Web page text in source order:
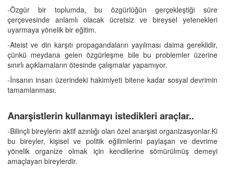
-Özgür bir toplumda, bu özgürlüğün gerçekleştiği süre
çerçevesinde anlamlı olacak ücretsiz ve bireysel yetenekleri
uyarmaya yönelik bir eğitim.
-Ateist ve din karşıtı propagandaların yayılması daima gereklidir,
çünkü meydana gelen özgürleşme bile bu problemler üzerine
sınırlı açıklamaların ötesinde çalışmalar yapamıyor.
-İnsanın insan üzerindeki hakimiyeti bitene kadar sosyal devrimin
tamamlanması.
Anarşistlerin kullanmayı istedikleri araçlar..
-Bilinçli bireylerin aktif azınlığı olan özel anarşist organizasyonlar.Ki
bu bireyler, kişisel ve politik eğilimlerini paylaşan ve devrime
yönelik organize olmak için kendilerine sömürülmüş demeyi
amaçlayan bireylerdir.